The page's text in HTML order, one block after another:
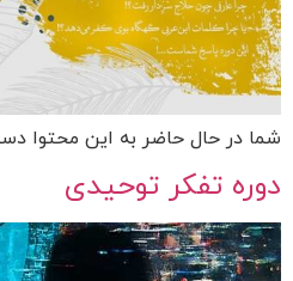
شما در حال حاضر به این محتوا
دوره تفکر توحیدی